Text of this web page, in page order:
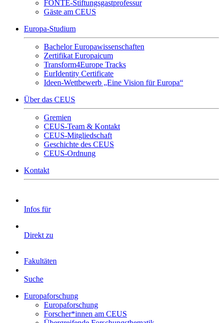
FONTE-Stiftungsgastprofessur
Gäste am CEUS
Europa-Studium
Bachelor Europawissenschaften
Zertifikat Europaicum
Transform4Europe Tracks
EurIdentity Certificate
Ideen-Wettbewerb „Eine Vision für Europa“
Über das CEUS
Gremien
CEUS-Team & Kontakt
CEUS-Mitgliedschaft
Geschichte des CEUS
CEUS-Ordnung
Kontakt
Infos für
Direkt zu
Fakultäten
Suche
Europaforschung
Europaforschung
Forscher*innen am CEUS